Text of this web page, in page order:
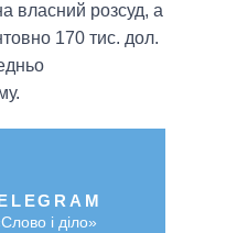
власний розсуд, а
170 тис. дол.
і діло»